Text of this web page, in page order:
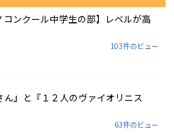
コンクール中学生の部】レベルが高
103件のビュー
ん』と『１２人のヴァイオリニス
63件のビュー